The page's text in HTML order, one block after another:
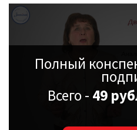
Полный
Всего - 49